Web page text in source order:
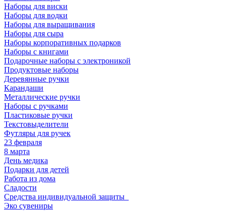
Наборы для виски
Наборы для водки
Наборы для выращивания
Наборы для сыра
Наборы корпоративных подарков
Наборы с книгами
Подарочные наборы с электроникой
Продуктовые наборы
Деревянные ручки
Карандаши
Металлические ручки
Наборы с ручками
Пластиковые ручки
Текстовыделители
Футляры для ручек
23 февраля
8 марта
День медика
Подарки для детей
Работа из дома
Сладости
Средства индивидуальной защиты_
Эко сувениры